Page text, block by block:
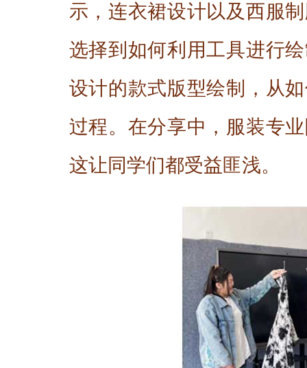
示，连衣裙设计以及西服
选择到如何利用工具进行
设计的款式版型绘制，从
过程。在分享中，服装专
这让同学们都受益匪浅。